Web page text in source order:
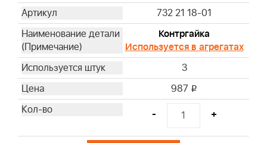
732 21 18-01
Контргайка
Используется в агрегатах
3
987 i
- +